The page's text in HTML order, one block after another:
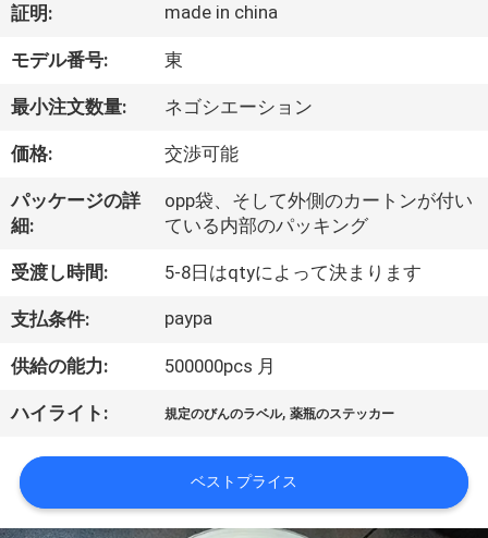
私
達
つ
い
て
工
場
旅
行
証明: made in china
モデル番号: 東
最小注文数量: ネゴシエーション
価格: 交渉可能
パッケージの詳
細:
opp袋、そして外側のカートンが付い
ている内部のパッキング
受渡し時間: 5-8日はqtyによって決まります
支払条件: paypa
供給の能力: 500000pcs 月
ハイライト: 規定のびんのラベル,薬瓶のステッカー
ベストプライス